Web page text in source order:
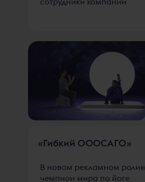
«Гибкий ОOOСАГО»
В новом рекламном
чемпион мира по йоге